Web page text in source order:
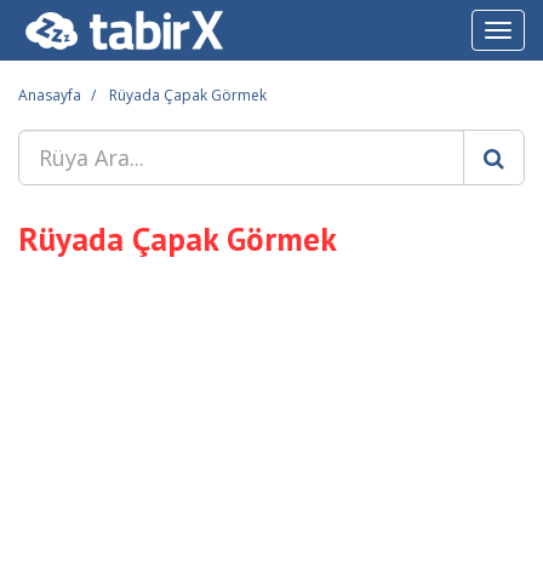
Anasayfa Rüyada Çapak Görmek
Rüyada Çapak Görmek